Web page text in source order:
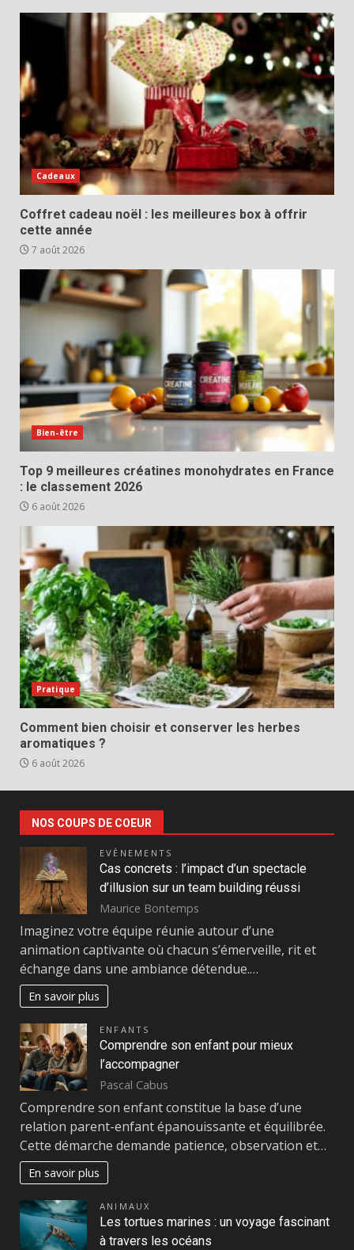
Cadeaux
Coffret cadeau noël : les meilleures box à offrir
cette année
7 août 2026
Bien-être
Top 9 meilleures créatines monohydrates en France
: le classement 2026
6 août 2026
Pratique
Comment bien choisir et conserver les herbes
aromatiques ?
6 août 2026
NOS COUPS DE COEUR
EVÈNEMENTS
Cas concrets : l’impact d’un spectacle
d’illusion sur un team building réussi
Maurice Bontemps
Imaginez votre équipe réunie autour d’une
animation captivante où chacun s’émerveille, rit et
échange dans une ambiance détendue.…
En savoir plus
ENFANTS
Comprendre son enfant pour mieux
l’accompagner
Pascal Cabus
Comprendre son enfant constitue la base d’une
relation parent-enfant épanouissante et équilibrée.
Cette démarche demande patience, observation et…
En savoir plus
ANIMAUX
Les tortues marines : un voyage fascinant
à travers les océans